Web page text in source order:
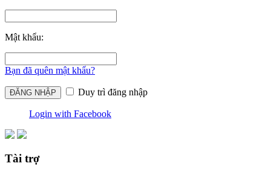
Mật khẩu:
Bạn đã quên mật khẩu?
Duy trì đăng nhập
Login with Facebook
Tài trợ